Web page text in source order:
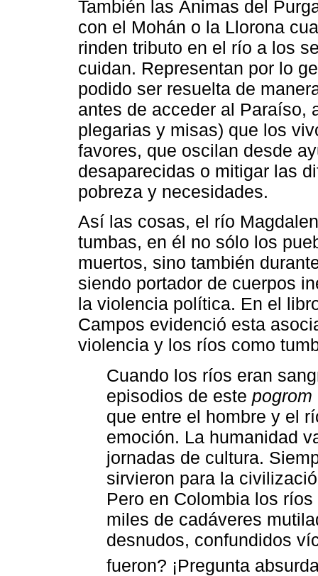
También las Ánimas del
con el Mohán o la Llorona
rinden tributo en el río a los
cuidan. Representan por lo
podido ser resuelta de
antes de acceder al Paraíso,
plegarias y misas) que los
favores, que oscilan desde
desaparecidas o mitigar las
pobreza y necesidades.
Así las cosas, el río
tumbas, en él no sólo los
muertos, sino también
siendo portador de cuerpos
la violencia política. En el
Campos evidenció esta
violencia y los ríos como
Cuando los ríos eran
episodios de este pogrom
que entre el hombre y el
emoción. La humanidad
jornadas de cultura.
sirvieron para la
Pero en Colombia los
miles de cadáveres
desnudos, confundidos
fueron? ¡Pregunta